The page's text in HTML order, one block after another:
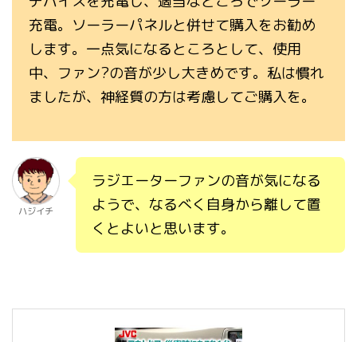
充電。ソーラーパネルと併せて購入をお勧め
します。一点気になるところとして、使用
中、ファン?の音が少し大きめです。私は慣れ
ましたが、神経質の方は考慮してご購入を。
ハジイチ
ラジエーターファンの音が気になる
ようで、なるべく自身から離して置
くとよいと思います。